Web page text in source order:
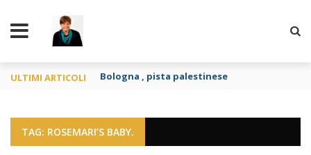
ULTIMI ARTICOLI Bologna , pista palestinese
TAG: ROSEMARI’S BABY.